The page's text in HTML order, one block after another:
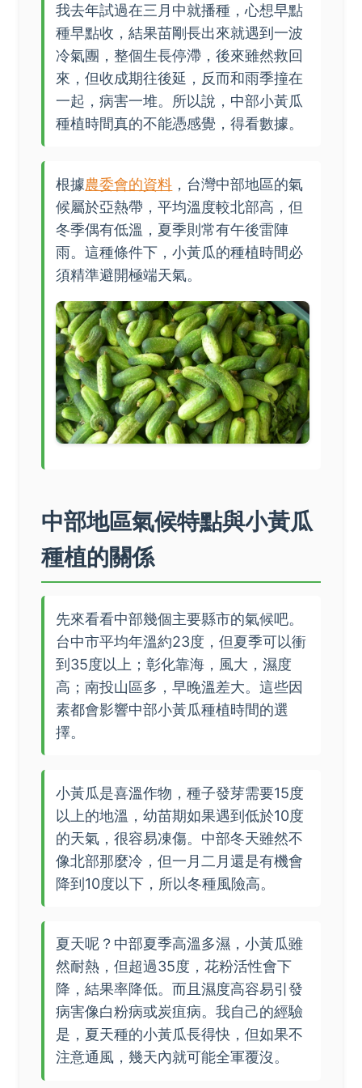
我去年試過在三月中就播種，心想早點
種早點收，結果苗剛長出來就遇到一波
冷氣團，整個生長停滯，後來雖然救回
來，但收成期往後延，反而和雨季撞在
一起，病害一堆。所以說，中部小黃瓜
種植時間真的不能憑感覺，得看數據。
根據農委會的資料 ，台灣中部地區的氣
候屬於亞熱帶，平均溫度較北部高，但
冬季偶有低溫，夏季則常有午後雷陣
雨。這種條件下，小黃瓜的種植時間必
須精準避開極端天氣。
中部地區氣候特點與小黃瓜
種植的關係
先來看看中部幾個主要縣市的氣候吧。
台中市平均年溫約23度，但夏季可以衝
到35度以上；彰化靠海，風大，濕度
高；南投山區多，早晚溫差大。這些因
素都會影響中部小黃瓜種植時間的選
擇。
小黃瓜是喜溫作物，種子發芽需要15度
以上的地溫，幼苗期如果遇到低於10度
的天氣，很容易凍傷。中部冬天雖然不
像北部那麼冷，但一月二月還是有機會
降到10度以下，所以冬種風險高。
夏天呢？中部夏季高溫多濕，小黃瓜雖
然耐熱，但超過35度，花粉活性會下
降，結果率降低。而且濕度高容易引發
病害像白粉病或炭疽病。我自己的經驗
是，夏天種的小黃瓜長得快，但如果不
注意通風，幾天內就可能全軍覆沒。